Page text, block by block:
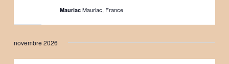
Mauriac Mauriac, France
novembre 2026